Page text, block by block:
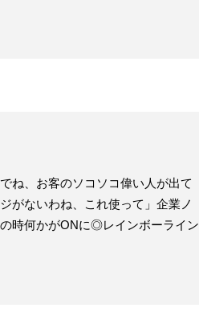
ね、お客のソコソコ偉い人が出て
がないわね、これ使って」企業ノ
時何かがONに◎レインボーライン